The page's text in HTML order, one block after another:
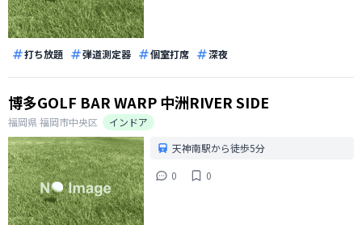
打ち放題 弾道測定器 個室打席 深夜
博多GOLF BAR WARP 中洲RIVER SIDE
福岡県福岡市中央区
インドア
天神南駅から徒歩5分
0
0